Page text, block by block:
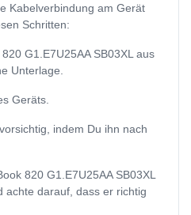
Kabelverbindung am Gerät
Schritten:
G1.E7U25AA SB03XL aus
Unterlage.
Geräts.
indem Du ihn nach
820 G1.E7U25AA SB03XL
achte darauf, dass er richtig